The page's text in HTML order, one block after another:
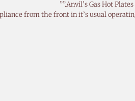
from the front in it’s usual